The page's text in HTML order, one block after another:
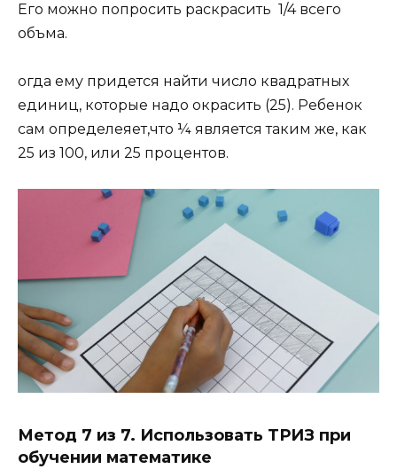
Его можно попросить раскрасить 1/4 всего
объма.
огда ему придется найти число квадратных
единиц, которые надо окрасить (25). Ребенок
сам определеяет,что ¼ является таким же, как
25 из 100, или 25 процентов.
Метод 7 из 7. Использовать ТРИЗ при
обучении математике